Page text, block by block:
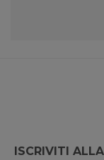
ISCRIVITI